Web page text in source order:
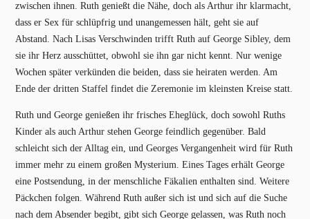
zwischen ihnen. Ruth genießt die Nähe, doch als Arthur ihr klarmacht,
dass er Sex für schlüpfrig und unangemessen hält, geht sie auf
Abstand. Nach Lisas Verschwinden trifft Ruth auf George Sibley, dem
sie ihr Herz ausschüttet, obwohl sie ihn gar nicht kennt. Nur wenige
Wochen später verkünden die beiden, dass sie heiraten werden. Am
Ende der dritten Staffel findet die Zeremonie im kleinsten Kreise statt.
Ruth und George genießen ihr frisches Eheglück, doch sowohl Ruths
Kinder als auch Arthur stehen George feindlich gegenüber. Bald
schleicht sich der Alltag ein, und Georges Vergangenheit wird für Ruth
immer mehr zu einem großen Mysterium. Eines Tages erhält George
eine Postsendung, in der menschliche Fäkalien enthalten sind. Weitere
Päckchen folgen. Während Ruth außer sich ist und sich auf die Suche
nach dem Absender begibt, gibt sich George gelassen, was Ruth noch